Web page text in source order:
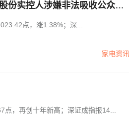
份实控人涉嫌非法吸收公众存
4023.42点，涨1.38%；深...
家电资讯
，再创十年新高；深证成指报14...